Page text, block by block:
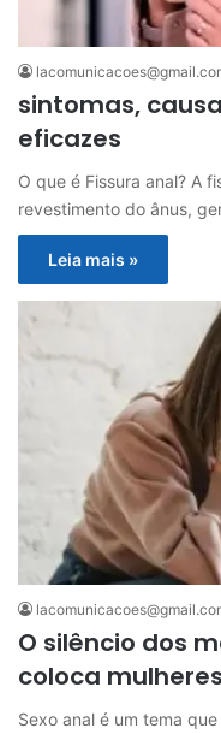
sintomas,
eficazes
O que é Fissura anal? A
revestimento do ânus,
Leia mais »
O silêncio dos
coloca
Sexo anal é um tema